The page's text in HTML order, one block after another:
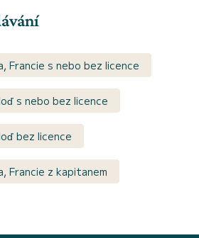
Francie s nebo bez licence
s nebo bez licence
bez licence
Francie z kapitanem